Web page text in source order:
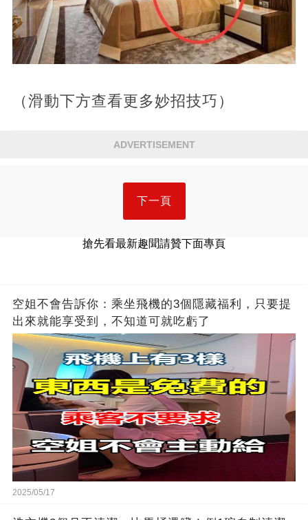
（滑動下方查看更多妙招技巧）
ADVERTISEMENT
下一頁
搶先看最新趣聞請贊下面專頁
空姐不會告訴你：乘坐飛機的3個隱藏福利，只要提
出來就能享受到，不知道可就吃虧了
2025/05/17